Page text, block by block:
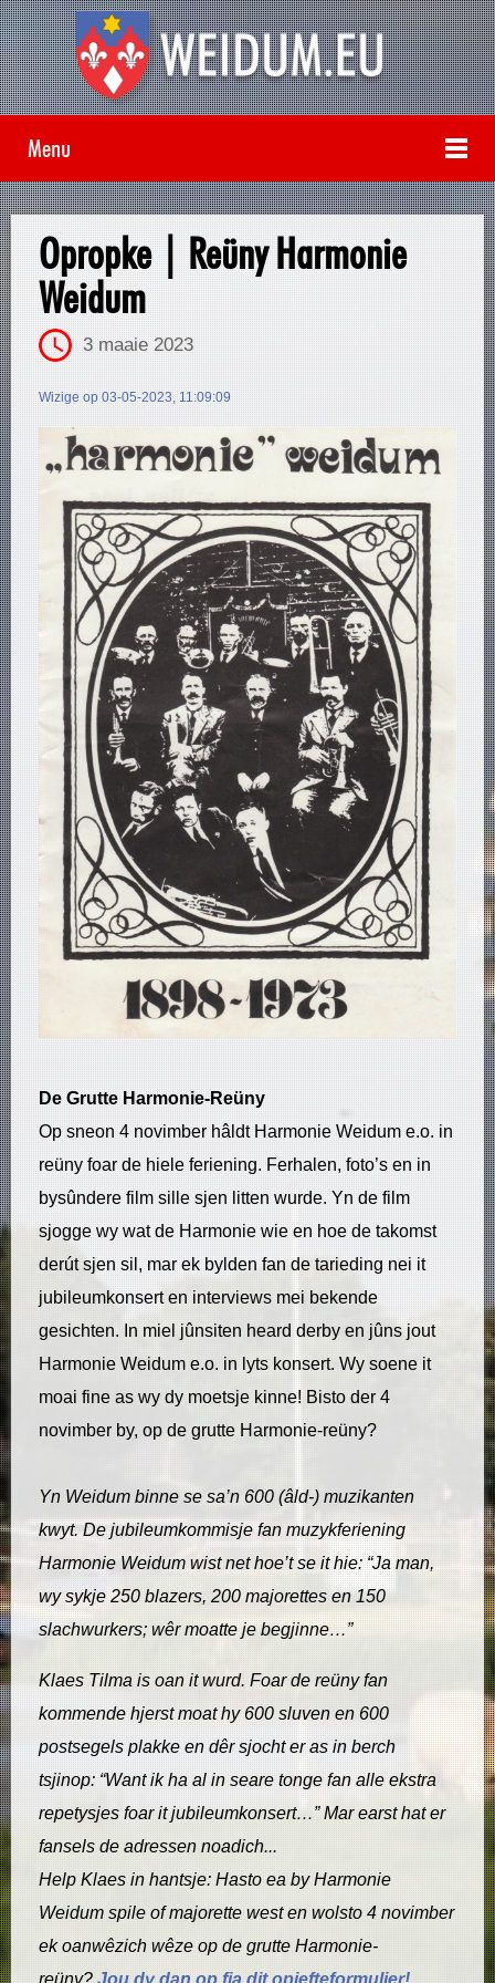
Menu
Opropke | Reüny Harmonie
Weidum
3 maaie 2023
Wizige op 03-05-2023, 11:09:09
De Grutte Harmonie-Reüny
Op sneon 4 novimber hâldt Harmonie Weidum e.o. in
reüny foar de hiele feriening. Ferhalen, foto’s en in
bysûndere film sille sjen litten wurde. Yn de film
sjogge wy wat de Harmonie wie en hoe de takomst
derút sjen sil, mar ek bylden fan de tarieding nei it
jubileumkonsert en interviews mei bekende
gesichten. In miel jûnsiten heard derby en jûns jout
Harmonie Weidum e.o. in lyts konsert. Wy soene it
moai fine as wy dy moetsje kinne! Bisto der 4
novimber by, op de grutte Harmonie-reüny?
Yn Weidum binne se sa’n 600 (âld-) muzikanten
kwyt. De jubileumkommisje fan muzykferiening
Harmonie Weidum wist net hoe’t se it hie: “Ja man,
wy sykje 250 blazers, 200 majorettes en 150
slachwurkers; wêr moatte je begjinne…”
Klaes Tilma is oan it wurd. Foar de reüny fan
kommende hjerst moat hy 600 sluven en 600
postsegels plakke en dêr sjocht er as in berch
tsjinop: “Want ik ha al in seare tonge fan alle ekstra
repetysjes foar it jubileumkonsert…” Mar earst hat er
fansels de adressen noadich...
Help Klaes in hantsje: Hasto ea by Harmonie
Weidum spile of majorette west en wolsto 4 novimber
ek oanwêzich wêze op de grutte Harmonie-